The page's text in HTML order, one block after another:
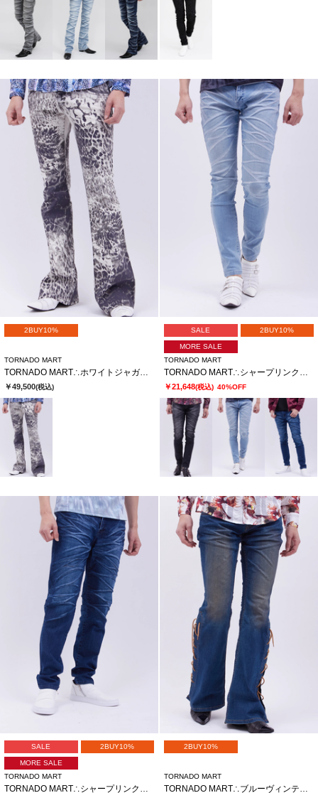
2BUY10%
TORNADO MART
￥49,500(税込)
SALE 2BUY10%
MORE SALE
TORNADO MART
￥21,648(税込) 40%OFF
SALE 2BUY10%
MORE SALE
TORNADO MART
TORNADO MART∴シャープリンクルテーパードデニム
2BUY10%
TORNADO MART
TORNADO MART∴ブルーヴィンテージレースアップべルボトム